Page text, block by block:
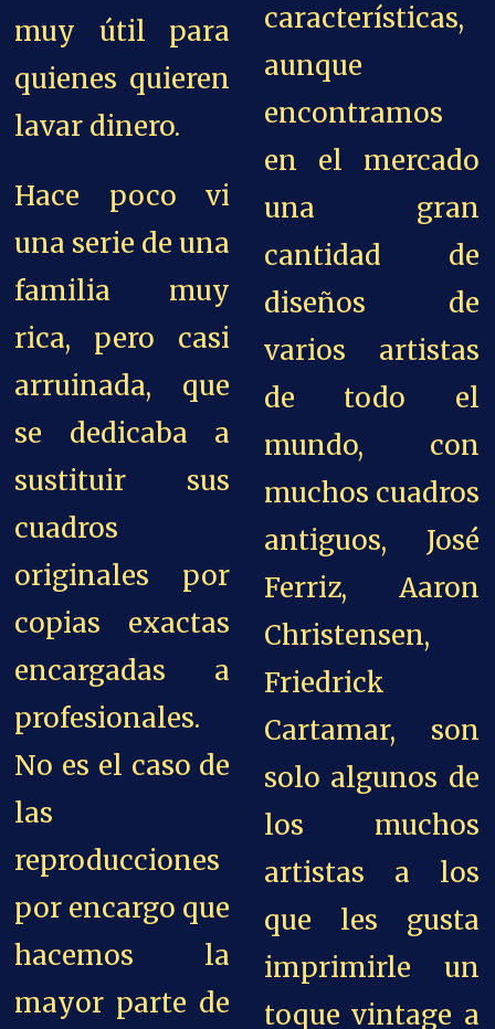
muy útil para
quienes quieren
lavar dinero.
Hace poco vi
una serie de una
familia muy
rica, pero casi
arruinada, que
se dedicaba a
sustituir sus
cuadros
originales por
copias exactas
encargadas a
profesionales.
No es el caso de
las
reproducciones
por encargo que
hacemos la
mayor parte de
características,
aunque
encontramos
en el mercado
una gran
cantidad de
diseños de
varios artistas
de todo el
mundo, con
muchos cuadros
antiguos, José
Ferriz, Aaron
Christensen,
Friedrick
Cartamar, son
solo algunos de
los muchos
artistas a los
que les gusta
imprimirle un
toque vintage a